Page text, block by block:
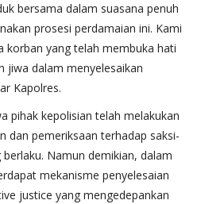
bersama dalam suasana penuh
prosesi perdamaian ini. Kami
korban yang telah membuka hati
jiwa dalam menyelesaikan
Kapolres.
pihak kepolisian telah melakukan
dan pemeriksaan terhadap saksi-
Namun demikian, dalam
mekanisme penyelesaian
justice yang mengedepankan